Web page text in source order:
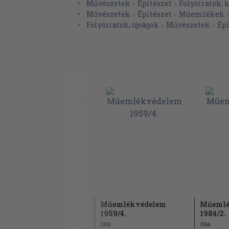
Tájékoztató
Műemléki Fényképpályázat
Az Országos Műemléki Felügyelőség
Művészetek > Építészet > Folyóiratok,
Művészetek > Építészet > Műemlékek
Folyóiratok, újságok > Művészetek >
Műemlékvédelem
1959/4.
1959
1984/2.
1984